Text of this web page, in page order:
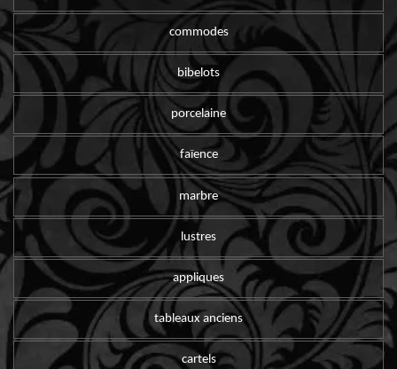
commodes
bibelots
porcelaine
faïence
marbre
lustres
appliques
tableaux anciens
cartels